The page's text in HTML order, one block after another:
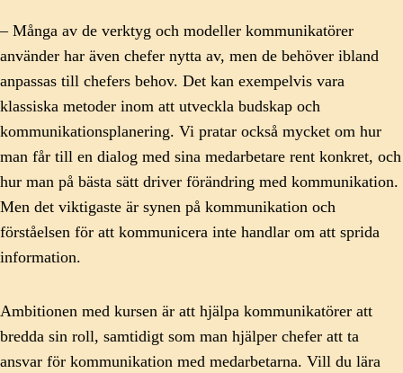
– Många av de verktyg och modeller kommunikatörer
använder har även chefer nytta av, men de behöver ibland
anpassas till chefers behov. Det kan exempelvis vara
klassiska metoder inom att utveckla budskap och
kommunikationsplanering. Vi pratar också mycket om hur
man får till en dialog med sina medarbetare rent konkret, och
hur man på bästa sätt driver förändring med kommunikation.
Men det viktigaste är synen på kommunikation och
förståelsen för att kommunicera inte handlar om att sprida
information.
Ambitionen med kursen är att hjälpa kommunikatörer att
bredda sin roll, samtidigt som man hjälper chefer att ta
ansvar för kommunikation med medarbetarna. Vill du lära